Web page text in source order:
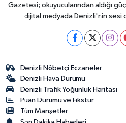
Gazetesi; okuyucularından aldığı
dijital medyada Denizli'nin sesi
Denizli Nöbetçi Eczaneler
Denizli Hava Durumu
Denizli Trafik Yoğunluk Haritası
Puan Durumu ve Fikstür
Tüm Manşetler